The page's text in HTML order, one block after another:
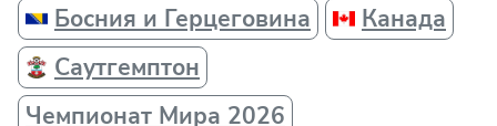
Босния и Герцеговина
Канада
Саутгемптон
Чемпионат Мира 2026